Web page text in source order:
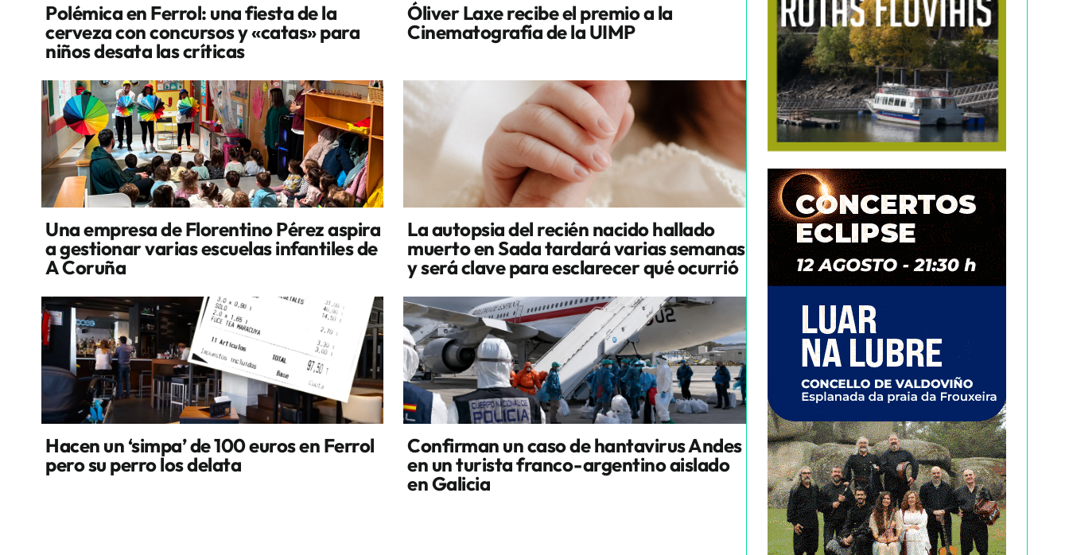
Polémica en Ferrol: una fiesta de la
cerveza con concursos y «catas» para
niños desata las críticas
Óliver Laxe recibe el premio a la
Cinematografía de la UIMP
Una empresa de Florentino Pérez aspira
a gestionar varias escuelas infantiles de
A Coruña
La autopsia del recién nacido hallado
muerto en Sada tardará varias semanas
y será clave para esclarecer qué ocurrió
Hacen un ‘simpa’ de 100 euros en Ferrol
pero su perro los delata
Confirman un caso de hantavirus Andes
en un turista franco-argentino aislado
en Galicia